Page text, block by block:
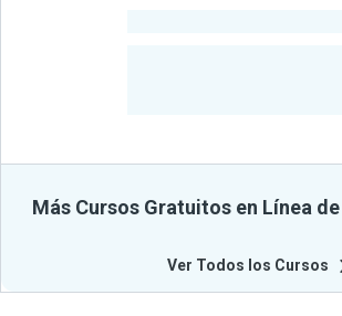
Más Cursos Gratuitos en Línea
Ver Todos los Cursos